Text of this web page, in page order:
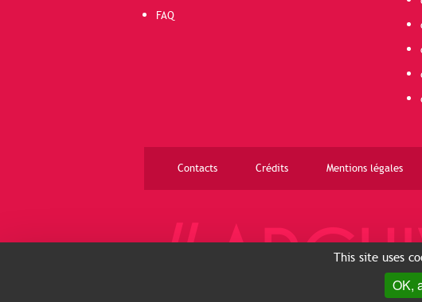
FAQ
Contacts Crédits Mentions légales
This site uses
OK,